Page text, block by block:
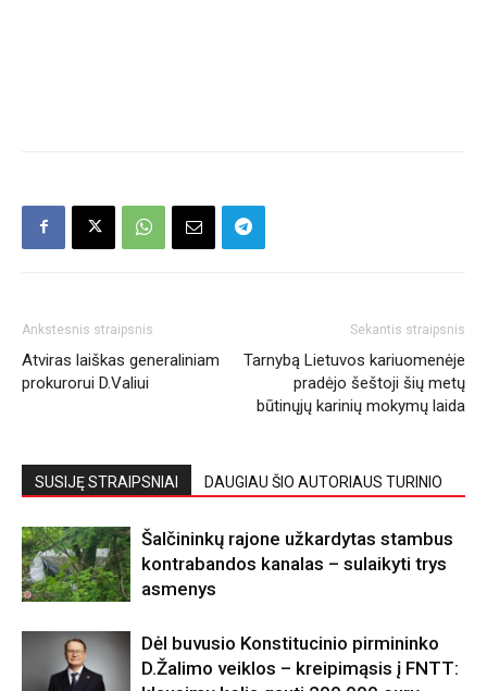
Ankstesnis straipsnis
Atviras laiškas generaliniam
prokurorui D.Valiui
Sekantis straipsnis
Tarnybą Lietuvos kariuomenėje
pradėjo šeštoji šių metų
būtinųjų karinių mokymų laida
SUSIJĘ STRAIPSNIAI DAUGIAU ŠIO AUTORIAUS TURINIO
Šalčininkų rajone užkardytas stambus
kontrabandos kanalas – sulaikyti trys
asmenys
Dėl buvusio Konstitucinio pirmininko
D.Žalimo veiklos – kreipimąsis į FNTT: